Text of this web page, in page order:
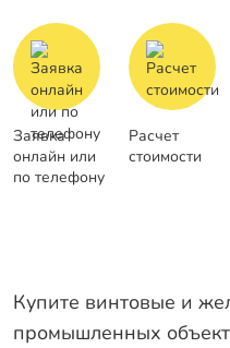
Заявка
онлайн или
по телефону
Расчет
стоимости
Купите винтовые и
промышленных